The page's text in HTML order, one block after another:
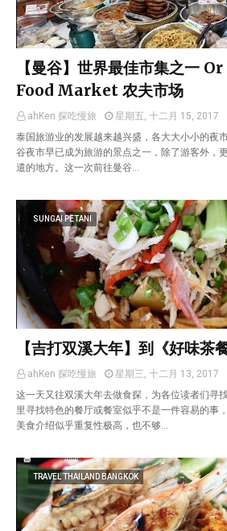
【曼谷】世界最佳市集之一
Food Market 农夫市场
ahKen 探吃慢旅
星期五, 十二月 15, 2017
泰国旅游业的发展越来越兴盛，各大大小小的夜
谷夜市早已成为旅游的景点之一，除了游客外，
遣的地方。这一次前往曼谷…
SUNGAI PETANI
【吉打双溪大年】到《好味茶
ahKen 探吃慢旅
星期三, 十二月 13, 2017
这一天又往双溪大年去做食探，为各位读者们寻
里寻找特色的餐厅或餐室似乎不是一件容易的事
美食介绍似乎重复性极高，也不够…
TRAVEL THAILAND BANGKOK